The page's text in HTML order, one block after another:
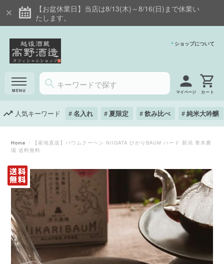
【お盆休業日】当店は8/13(木)～8/16(日)まで休業い
たします。
ショップについて
マイページ
人気キーワード 名入れ 夏限定 飲み比べ 純米大吟醸
Home
【産地直送】バウムクーヘン NIIGATA ひかりBAUM ハード 新潟 青木農
場 送料無料